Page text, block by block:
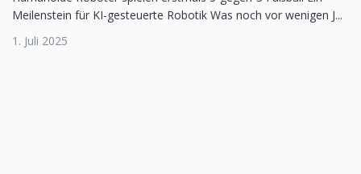
Meilenstein für KI-gesteuerte Robotik Was noch vor wenigen J...
1. Juli 2025